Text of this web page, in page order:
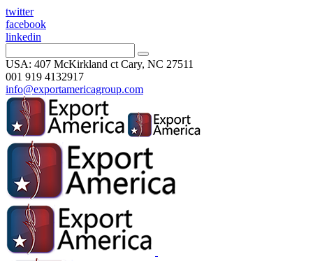
twitter
facebook
linkedin
USA: 407 McKirkland ct Cary, NC 27511
001 919 4132917
info@exportamericagroup.com